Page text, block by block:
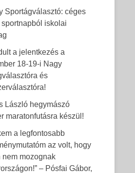
Sportágválasztó: céges
iskolai
a jelentkezés a
18-19-i Nagy
és
László hegymászó
maratonfutásra készül!
a legfontosabb
az volt, hogy
nem mozognak
– Pósfai Gábor,